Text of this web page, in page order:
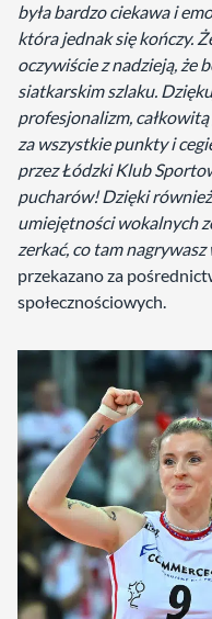
była bardzo ciekawa i
która jednak się kończy.
oczywiście z nadzieją, że
siatkarskim szlaku.
profesjonalizm,
za wszystkie punkty i
przez Łódzki Klub
pucharów! Dzięki
umiejętności wokalnych
zerkać, co tam
przekazano za
społecznościowych.